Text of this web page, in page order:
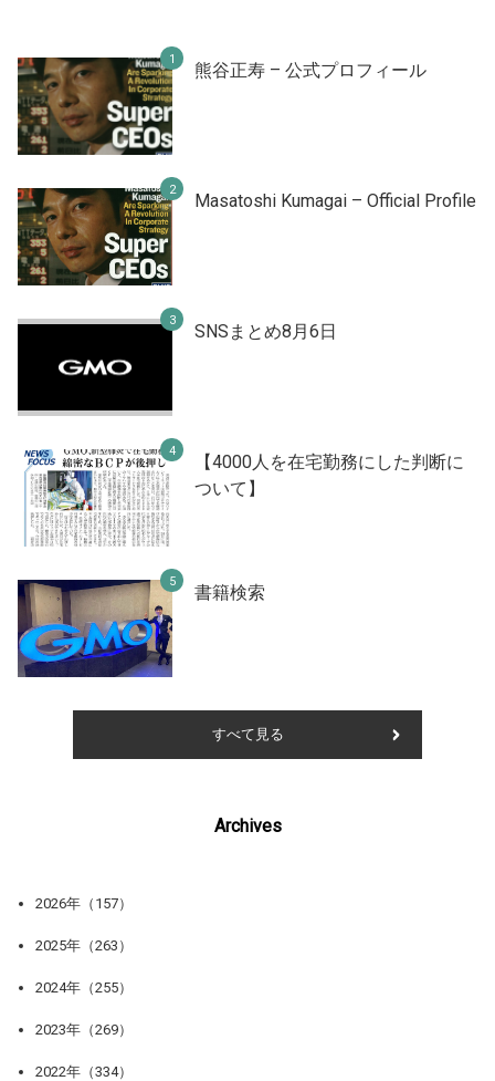
熊谷正寿 – 公式プロフィール
Masatoshi Kumagai – Official Profile
SNSまとめ8月6日
【4000人を在宅勤務にした判断に
ついて】
書籍検索
すべて見る
Archives
2026年（157）
2025年（263）
2024年（255）
2023年（269）
2022年（334）